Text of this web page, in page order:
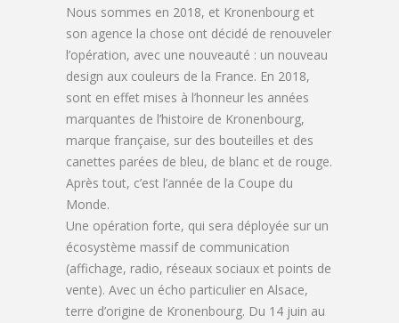
Nous sommes en 2018, et Kronenbourg et
son agence la chose ont décidé de renouveler
l’opération, avec une nouveauté : un nouveau
design aux couleurs de la France. En 2018,
sont en effet mises à l’honneur les années
marquantes de l’histoire de Kronenbourg,
marque française, sur des bouteilles et des
canettes parées de bleu, de blanc et de rouge.
Après tout, c’est l’année de la Coupe du
Monde.
Une opération forte, qui sera déployée sur un
écosystème massif de communication
(affichage, radio, réseaux sociaux et points de
vente). Avec un écho particulier en Alsace,
terre d’origine de Kronenbourg. Du 14 juin au